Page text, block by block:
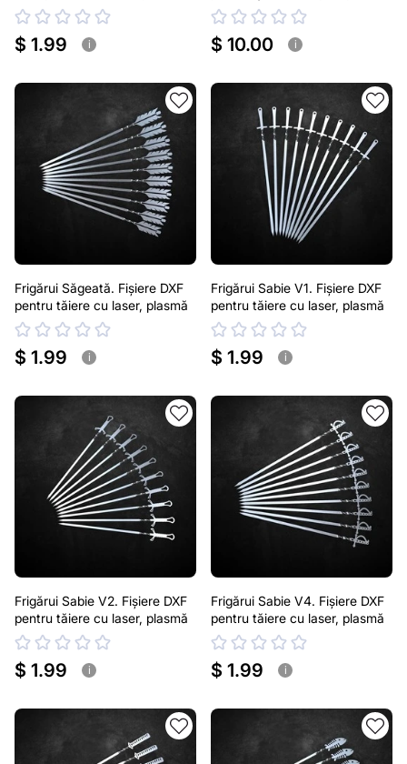
laser
$ 1.99 i
lumânare
$ 10.00 i
Frigărui Săgeată. Fișiere DXF
pentru tăiere cu laser, plasmă
$ 1.99 i
Frigărui Sabie V1. Fișiere DXF
pentru tăiere cu laser, plasmă
$ 1.99 i
Frigărui Sabie V2. Fișiere DXF
pentru tăiere cu laser, plasmă
$ 1.99 i
Frigărui Sabie V4. Fișiere DXF
pentru tăiere cu laser, plasmă
$ 1.99 i